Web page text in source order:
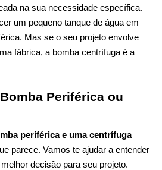
na sua necessidade específica.
um pequeno tanque de água em
Mas se o seu projeto envolve
fábrica, a bomba centrífuga é a
Periférica ou
periférica e uma centrífuga
parece. Vamos te ajudar a entender
decisão para seu projeto.